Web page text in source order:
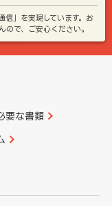
信」を実現しています。お
ので、ご安心ください。
要な書類